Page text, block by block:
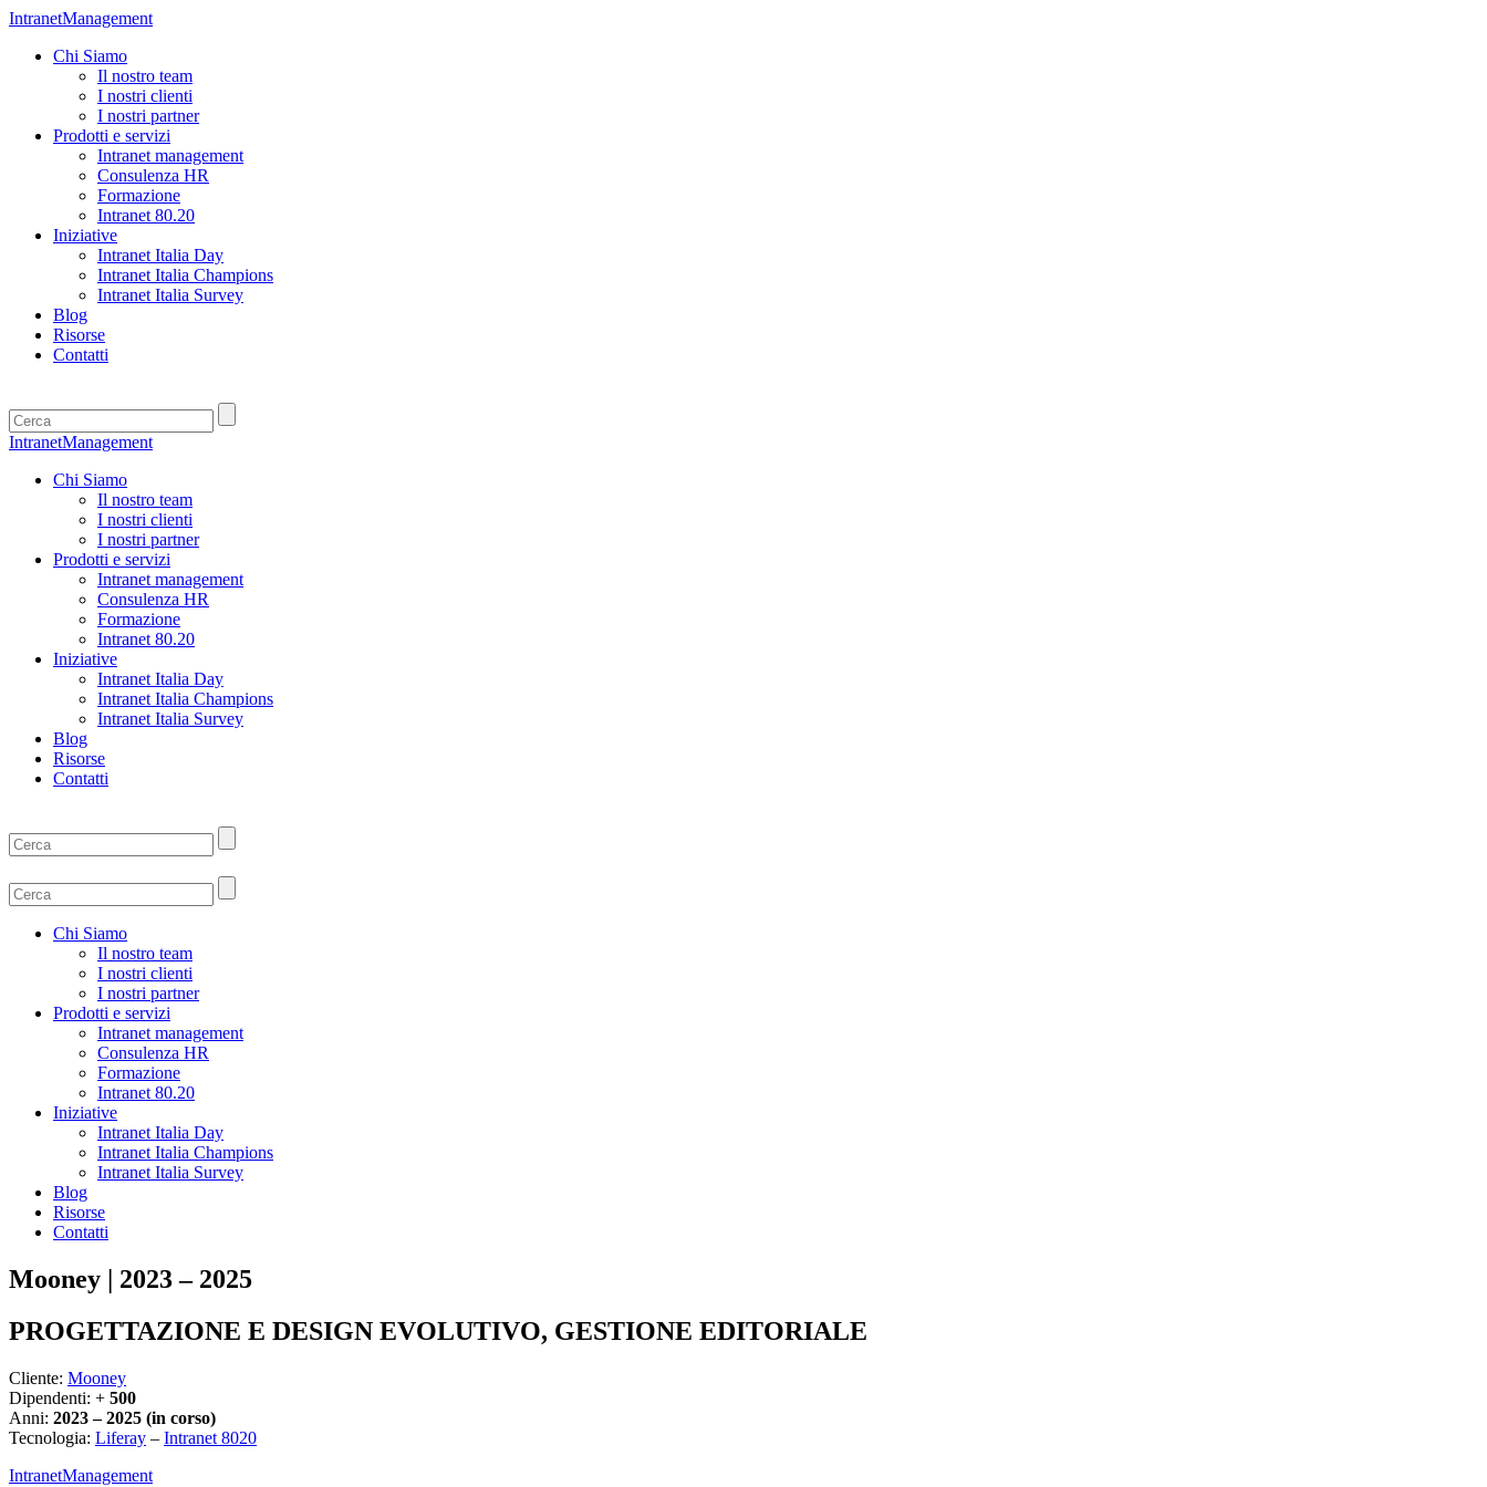
IntranetManagement
Chi Siamo
Il nostro team
I nostri clienti
I nostri partner
Prodotti e servizi
Intranet management
Consulenza HR
Formazione
Intranet 80.20
Iniziative
Intranet Italia Day
Intranet Italia Champions
Intranet Italia Survey
Blog
Risorse
Contatti
IntranetManagement
Chi Siamo
Il nostro team
I nostri clienti
I nostri partner
Prodotti e servizi
Intranet management
Consulenza HR
Formazione
Intranet 80.20
Iniziative
Intranet Italia Day
Intranet Italia Champions
Intranet Italia Survey
Blog
Risorse
Contatti
Chi Siamo
Il nostro team
I nostri clienti
I nostri partner
Prodotti e servizi
Intranet management
Consulenza HR
Formazione
Intranet 80.20
Iniziative
Intranet Italia Day
Intranet Italia Champions
Intranet Italia Survey
Blog
Risorse
Contatti
Mooney | 2023 – 2025
PROGETTAZIONE E DESIGN EVOLUTIVO, GESTIONE EDITORIALE
Cliente: Mooney
Dipendenti: + 500
Anni: 2023 – 2025 (in corso)
Tecnologia: Liferay – Intranet 8020
IntranetManagement